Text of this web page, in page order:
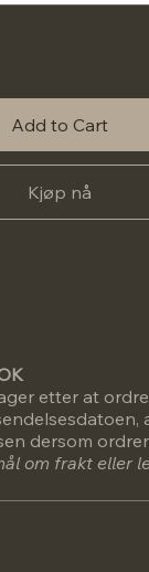
Add to Cart
Kjøp nå
etter at
dersom
om frakt eller